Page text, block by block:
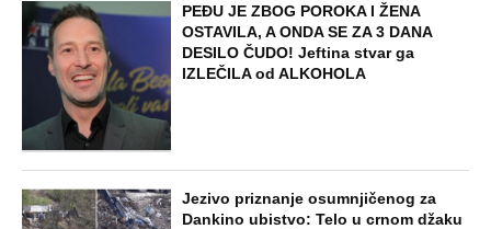
PEĐU JE ZBOG POROKA I ŽENA
OSTAVILA, A ONDA SE ZA 3 DANA
DESILO ČUDO! Jeftina stvar ga
IZLEČILA od ALKOHOLA
Jezivo priznanje osumnjičenog za
Dankino ubistvo: Telo u crnom džaku